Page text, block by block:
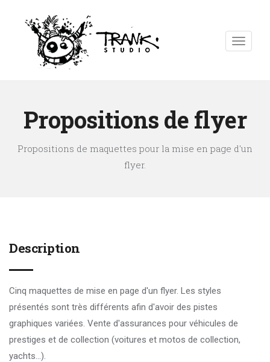
Propositions de flyer
Propositions de maquettes pour la mise en page d'un
flyer.
Description
Cinq maquettes de mise en page d'un flyer. Les styles
présentés sont très différents afin d'avoir des pistes
graphiques variées. Vente d'assurances pour véhicules de
prestiges et de collection (voitures et motos de collection,
yachts...).